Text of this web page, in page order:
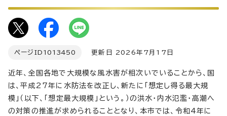
ページID 1013450 更新日 2026年7月17日
近年、全国各地で大規模な風水害が相次いでいることから、国
は、平成27年に水防法を改正し、新たに「想定し得る最大規
模」（以下、「想定最大規模」という。）の洪水・内水氾濫・高潮へ
の対策の推進が求められることとなり、本市では、令和4年に